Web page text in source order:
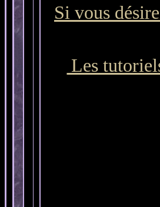
Si vous
Les